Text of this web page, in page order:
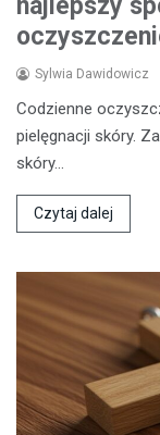
najlepszy
Sylwia Dawidowicz
Codzienne
pielęgnacji skóry.
skóry…
Czytaj dalej